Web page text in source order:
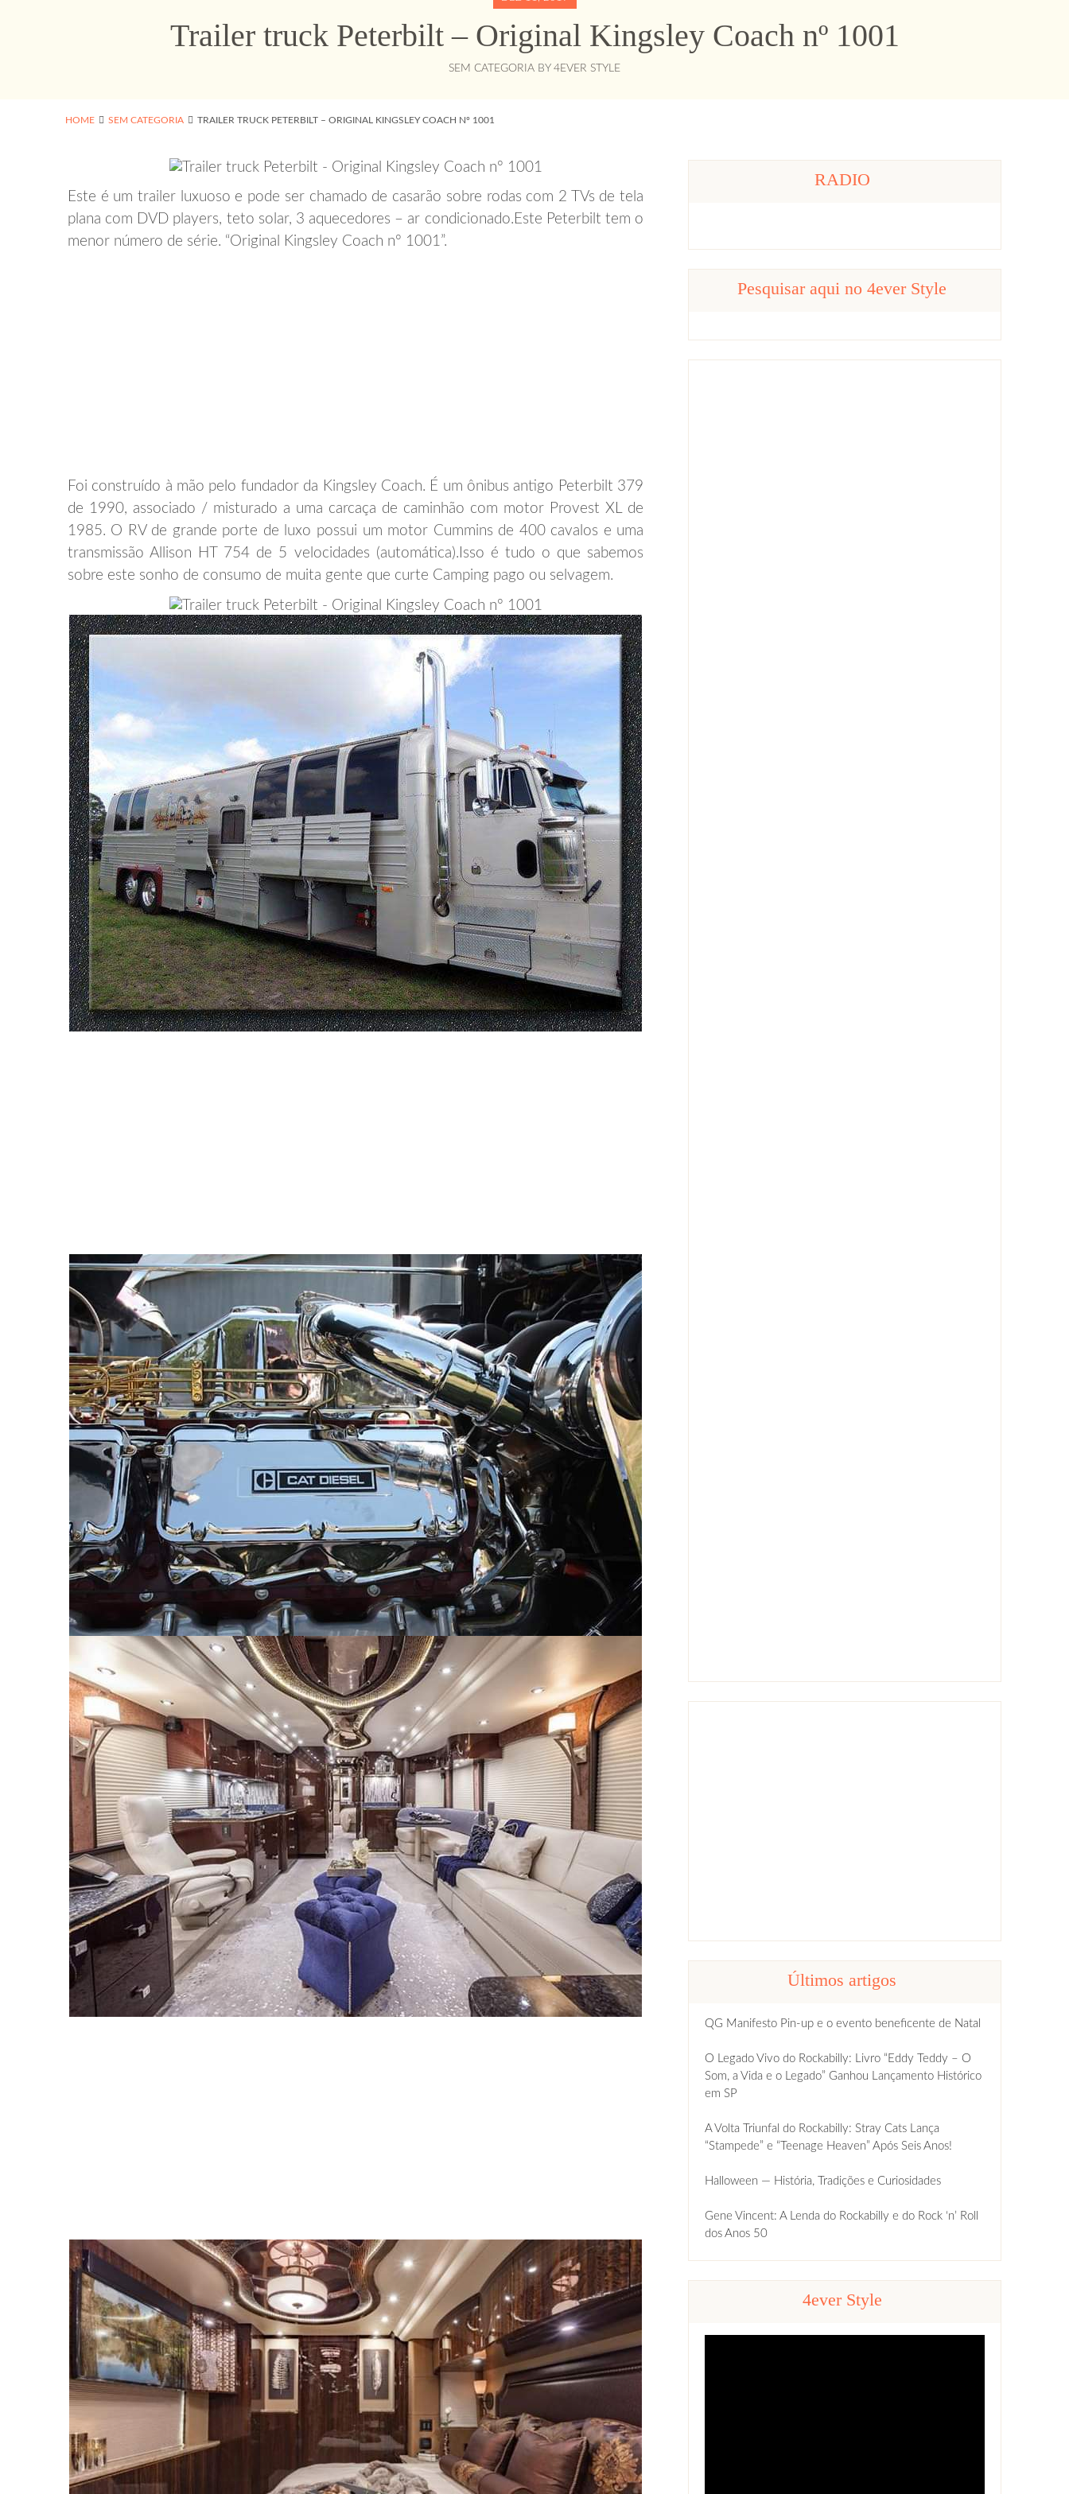
Trailer truck Peterbilt – Original Kingsley Coach nº 1001
SEM CATEGORIA BY 4EVER STYLE
HOME SEM CATEGORIA TRAILER TRUCK PETERBILT – ORIGINAL KINGSLEY COACH Nº 1001
Este é um trailer luxuoso e pode ser chamado de casarão sobre rodas com 2 TVs de tela
plana com DVD players, teto solar, 3 aquecedores – ar condicionado.Este Peterbilt tem o
menor número de série. “Original Kingsley Coach nº 1001”.
Foi construído à mão pelo fundador da Kingsley Coach. É um ônibus antigo Peterbilt 379
de 1990, associado / misturado a uma carcaça de caminhão com motor Provest XL de
1985. O RV de grande porte de luxo possui um motor Cummins de 400 cavalos e uma
transmissão Allison HT 754 de 5 velocidades (automática).Isso é tudo o que sabemos
sobre este sonho de consumo de muita gente que curte Camping pago ou selvagem.
RADIO
Pesquisar aqui no 4ever Style
Últimos artigos
QG Manifesto Pin-up e o evento beneficente de Natal
O Legado Vivo do Rockabilly: Livro “Eddy Teddy – O
Som, a Vida e o Legado” Ganhou Lançamento Histórico
em SP
A Volta Triunfal do Rockabilly: Stray Cats Lança
“Stampede” e “Teenage Heaven” Após Seis Anos!
Halloween — História, Tradições e Curiosidades
Gene Vincent: A Lenda do Rockabilly e do Rock ‘n’ Roll
dos Anos 50
4ever Style